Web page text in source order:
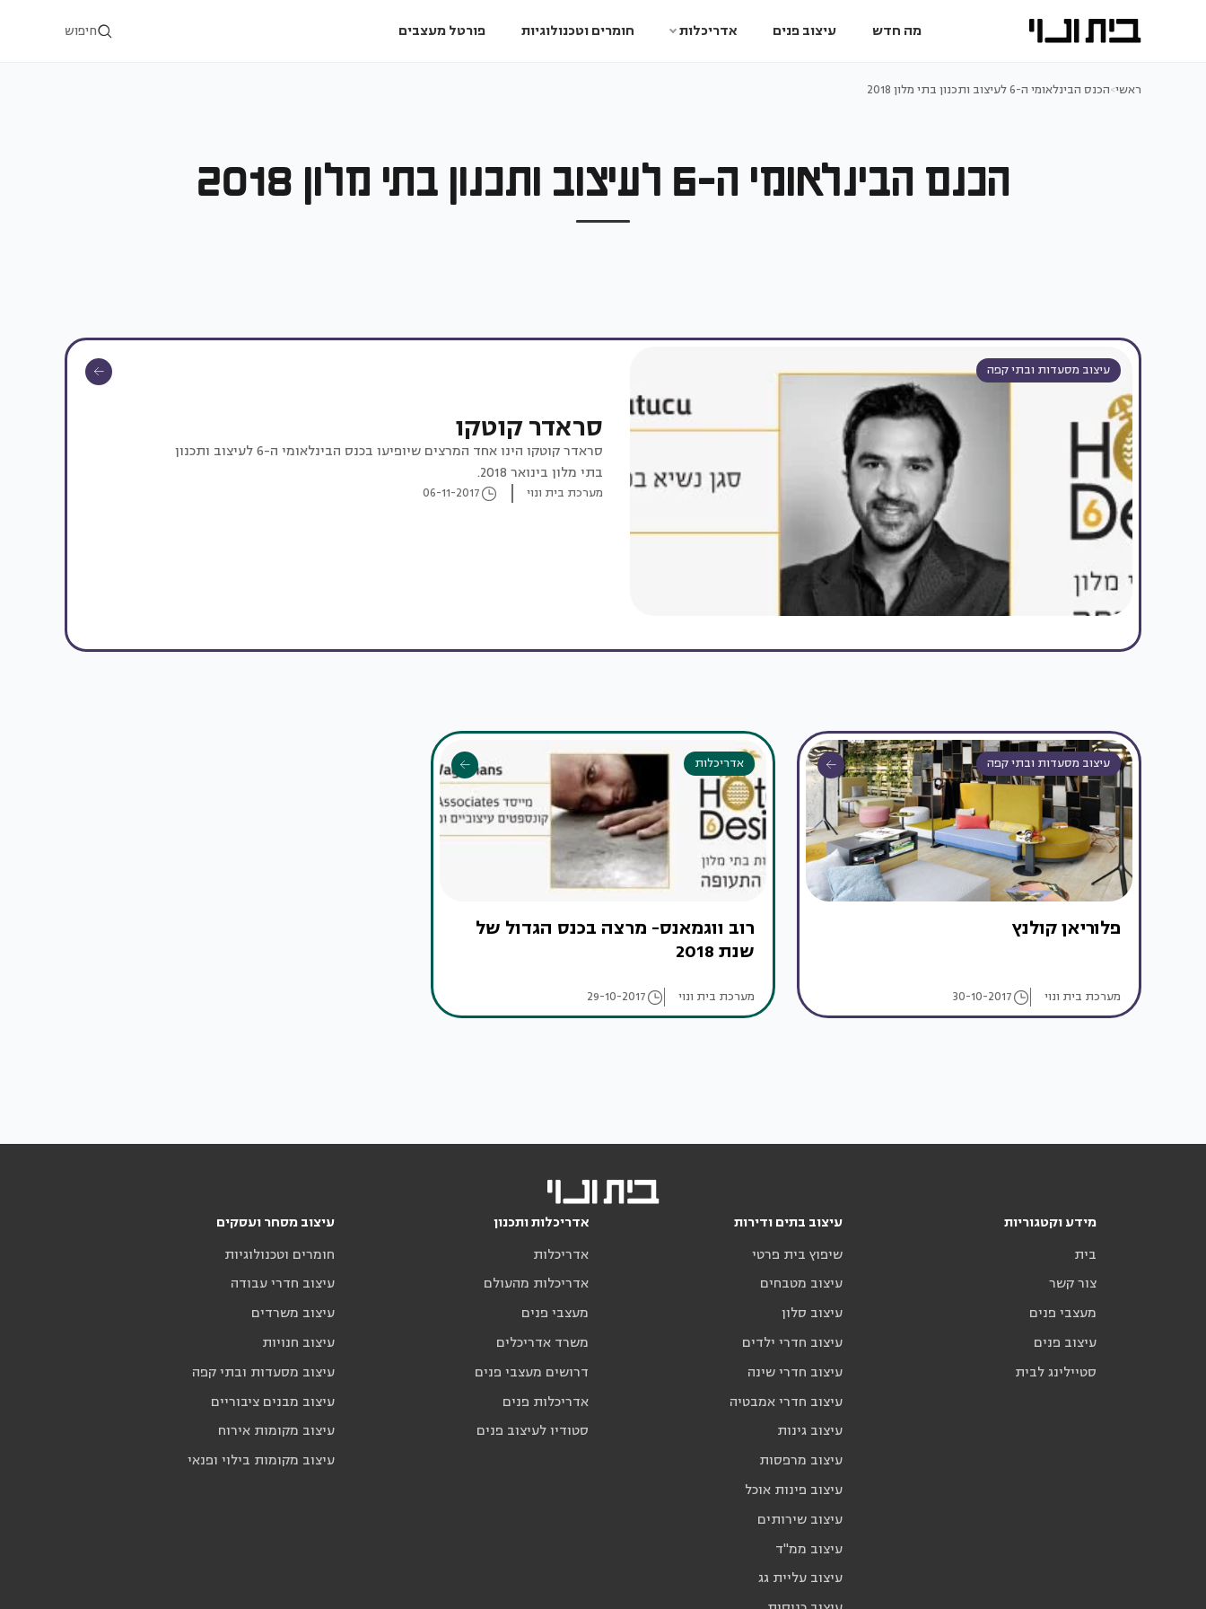
מה חדש עיצוב פנים אדריכלות חומרים וטכנולוגיות פורטל מעצבים חיפוש
ראשי>הכנס הבינלאומי ה-6 לעיצוב ותכנון בתי מלון 2018
הכנס הבינלאומי ה-6 לעיצוב ותכנון בתי מלון 2018
עיצוב מסעדות ובתי קפה
סראדר קוטקו
סראדר קוטקו הינו אחד המרצים שיופיעו בכנס הבינלאומי ה-6 לעיצוב ותכנון
בתי מלון בינואר 2018.
מערכת בית ונוי 06-11-2017
עיצוב מסעדות ובתי קפה
פלוריאן קולנץ
מערכת בית ונוי 30-10-2017
אדריכלות
רוב ווגמאנס- מרצה בכנס הגדול של
שנת 2018
מערכת בית ונוי 29-10-2017
מידע וקטגוריות
בית
צור קשר
מעצבי פנים
עיצוב פנים
סטיילינג לבית
עיצוב בתים ודירות
שיפוץ בית פרטי
עיצוב מטבחים
עיצוב סלון
עיצוב חדרי ילדים
עיצוב חדרי שינה
עיצוב חדרי אמבטיה
עיצוב גינות
עיצוב מרפסות
עיצוב פינות אוכל
עיצוב שירותים
עיצוב ממ"ד
עיצוב עליית גג
אדריכלות ותכנון
אדריכלות
אדריכלות מהעולם
מעצבי פנים
משרד אדריכלים
דרושים מעצבי פנים
אדריכלות פנים
סטודיו לעיצוב פנים
עיצוב מסחר ועסקים
חומרים וטכנולוגיות
עיצוב חדרי עבודה
עיצוב משרדים
עיצוב חנויות
עיצוב מסעדות ובתי קפה
עיצוב מבנים ציבוריים
עיצוב מקומות אירוח
עיצוב מקומות בילוי ופנאי